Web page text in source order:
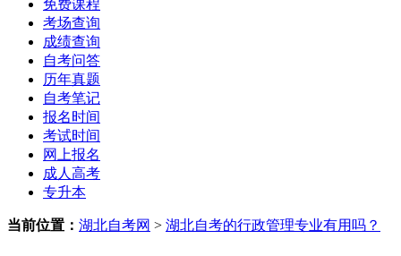
免费课程
考场查询
成绩查询
自考问答
历年真题
自考笔记
报名时间
考试时间
网上报名
成人高考
专升本
当前位置： 湖北自考网 > 湖北自考的行政管理专业有用吗？